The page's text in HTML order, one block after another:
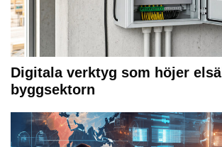
Digitala verktyg som höjer
byggsektorn